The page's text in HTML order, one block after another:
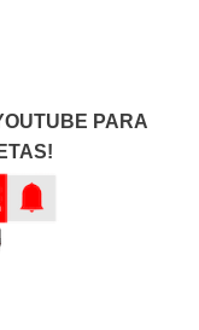
PARA